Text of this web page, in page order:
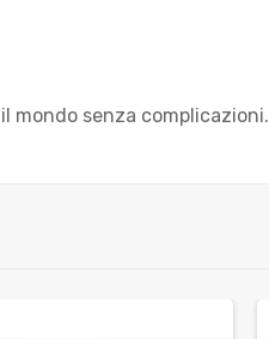
mondo senza complicazioni.